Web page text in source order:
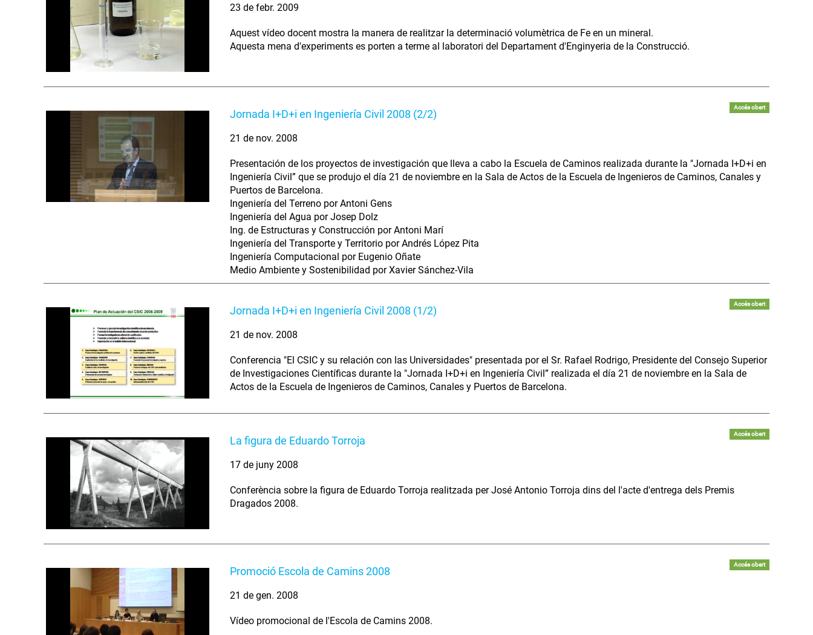
23 de febr. 2009
Aquest vídeo docent mostra la manera de realitzar la determinació volumètrica de Fe en un mineral.
Aquesta mena d'experiments es porten a terme al laboratori del Departament d'Enginyeria de la Construcció.
Jornada I+D+i en Ingeniería Civil 2008 (2/2)
Accés obert
21 de nov. 2008
Presentación de los proyectos de investigación que lleva a cabo la Escuela de Caminos realizada durante la "Jornada I+D+i en
Ingeniería Civil” que se produjo el día 21 de noviembre en la Sala de Actos de la Escuela de Ingenieros de Caminos, Canales y
Puertos de Barcelona.
Ingeniería del Terreno por Antoni Gens
Ingeniería del Agua por Josep Dolz
Ing. de Estructuras y Construcción por Antoni Marí
Ingeniería del Transporte y Territorio por Andrés López Pita
Ingeniería Computacional por Eugenio Oñate
Medio Ambiente y Sostenibilidad por Xavier Sánchez-Vila
Jornada I+D+i en Ingeniería Civil 2008 (1/2)
Accés obert
21 de nov. 2008
Conferencia "El CSIC y su relación con las Universidades" presentada por el Sr. Rafael Rodrigo, Presidente del Consejo Superior
de Investigaciones Científicas durante la "Jornada I+D+i en Ingeniería Civil” realizada el día 21 de noviembre en la Sala de
Actos de la Escuela de Ingenieros de Caminos, Canales y Puertos de Barcelona.
La figura de Eduardo Torroja
Accés obert
17 de juny 2008
Conferència sobre la figura de Eduardo Torroja realitzada per José Antonio Torroja dins del l'acte d'entrega dels Premis
Dragados 2008.
Promoció Escola de Camins 2008
Accés obert
21 de gen. 2008
Vídeo promocional de l'Escola de Camins 2008.